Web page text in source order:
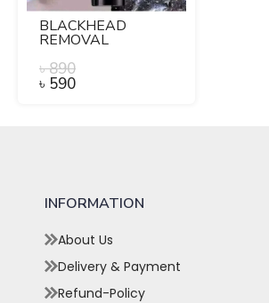
BLACKHEAD
REMOVAL
MASK.
৳890
৳ 590
INFORMATION
About Us
Delivery & Payment
Refund-Policy